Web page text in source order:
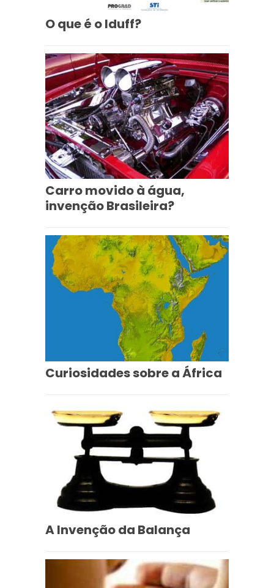
O que é o Iduff?
Carro movido à água,
invenção Brasileira?
Curiosidades sobre a África
A Invenção da Balança